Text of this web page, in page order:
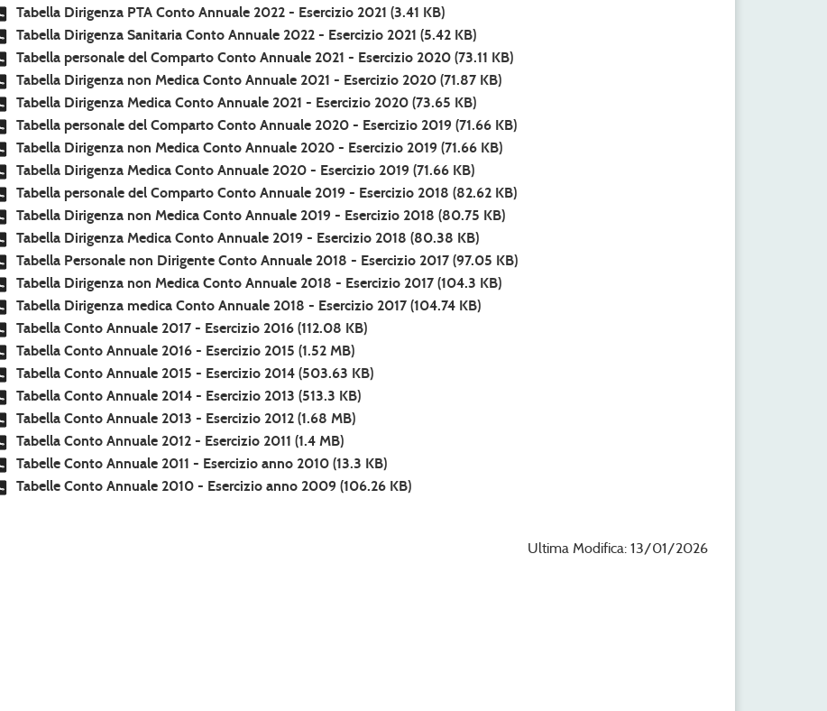
Tabella Dirigenza PTA Conto Annuale 2022 - Esercizio 2021 (3.41 KB)
Tabella Dirigenza Sanitaria Conto Annuale 2022 - Esercizio 2021 (5.42 KB)
Tabella personale del Comparto Conto Annuale 2021 - Esercizio 2020 (73.11 KB)
Tabella Dirigenza non Medica Conto Annuale 2021 - Esercizio 2020 (71.87 KB)
Tabella Dirigenza Medica Conto Annuale 2021 - Esercizio 2020 (73.65 KB)
Tabella personale del Comparto Conto Annuale 2020 - Esercizio 2019 (71.66 KB)
Tabella Dirigenza non Medica Conto Annuale 2020 - Esercizio 2019 (71.66 KB)
Tabella Dirigenza Medica Conto Annuale 2020 - Esercizio 2019 (71.66 KB)
Tabella personale del Comparto Conto Annuale 2019 - Esercizio 2018 (82.62 KB)
Tabella Dirigenza non Medica Conto Annuale 2019 - Esercizio 2018 (80.75 KB)
Tabella Dirigenza Medica Conto Annuale 2019 - Esercizio 2018 (80.38 KB)
Tabella Personale non Dirigente Conto Annuale 2018 - Esercizio 2017 (97.05 KB)
Tabella Dirigenza non Medica Conto Annuale 2018 - Esercizio 2017 (104.3 KB)
Tabella Dirigenza medica Conto Annuale 2018 - Esercizio 2017 (104.74 KB)
Tabella Conto Annuale 2017 - Esercizio 2016 (112.08 KB)
Tabella Conto Annuale 2016 - Esercizio 2015 (1.52 MB)
Tabella Conto Annuale 2015 - Esercizio 2014 (503.63 KB)
Tabella Conto Annuale 2014 - Esercizio 2013 (513.3 KB)
Tabella Conto Annuale 2013 - Esercizio 2012 (1.68 MB)
Tabella Conto Annuale 2012 - Esercizio 2011 (1.4 MB)
Tabelle Conto Annuale 2011 - Esercizio anno 2010 (13.3 KB)
Tabelle Conto Annuale 2010 - Esercizio anno 2009 (106.26 KB)
Ultima Modifica: 13/01/2026